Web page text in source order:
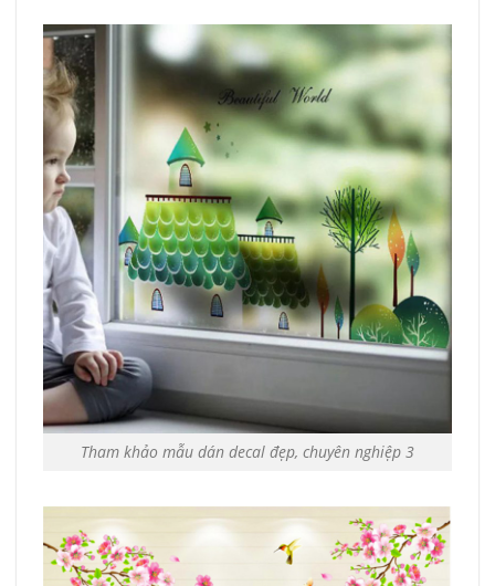
Tham khảo mẫu dán decal đẹp, chuyên nghiệp 3